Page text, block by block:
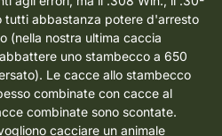
tutti abbastanza potere d'arresto
(nella nostra ultima caccia
uno stambecco a 650
Le cacce allo stambecco
combinate con cacce al
combinate sono scontate.
cacciare un animale